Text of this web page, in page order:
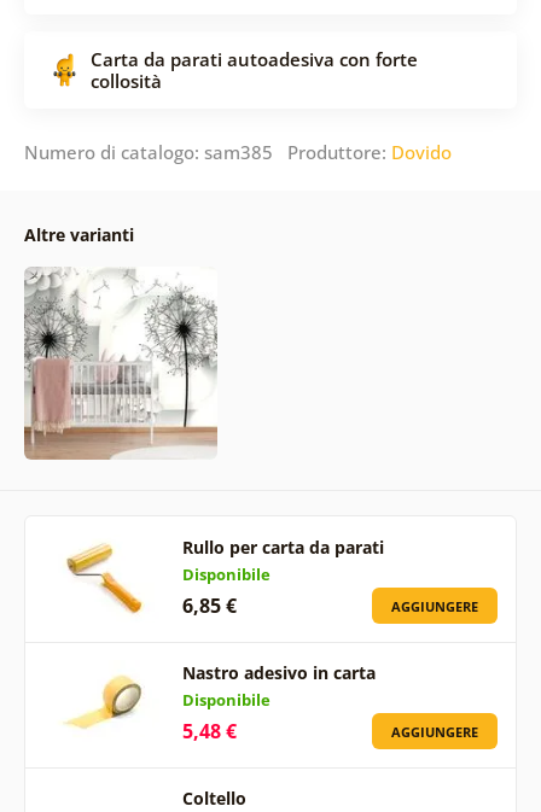
Carta da parati autoadesiva con forte
collosità
Numero di catalogo: sam385 Produttore: Dovido
Altre varianti
Rullo per carta da parati
Disponibile
6,85 € AGGIUNGERE
Nastro adesivo in carta
Disponibile
5,48 € AGGIUNGERE
Coltello